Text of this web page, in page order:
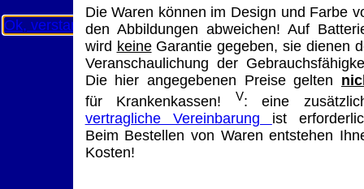
Die Waren können im Design und Farbe
den Abbildungen abweichen! Auf
wird keineGarantie gegeben, sie dienen
Veranschaulichung der
Die hier angegebenen Preise gelten
für Krankenkassen!
V: eine
vertragliche Vereinbarung ist
Beim Bestellen von Waren entstehen
Kosten!
Ok, verstanden Mehr Infos